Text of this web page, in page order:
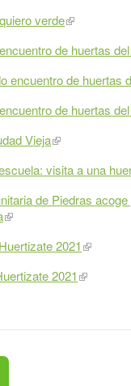
verde
de huertas
encuentro de huertas
de huertas
Vieja
visita a una
de Piedras
2021
2021